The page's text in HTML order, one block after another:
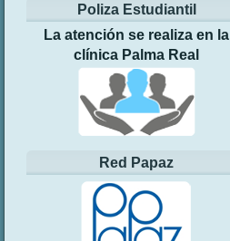
Poliza Estudiantil
La atención se realiza en la
clínica Palma Real
Red Papaz